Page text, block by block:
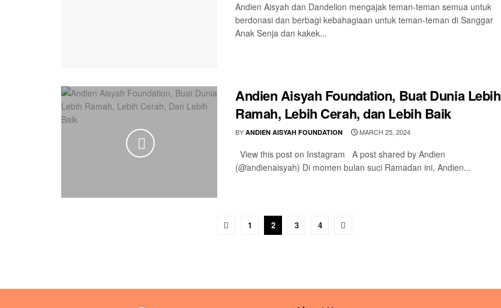
Andien Aisyah dan Dandelion mengajak teman-teman semua untuk
berdonasi dan berbagi kebahagiaan untuk teman-teman di Sanggar
Anak Senja dan kakek...
Andien Aisyah Foundation, Buat Dunia Lebih
Ramah, Lebih Cerah, dan Lebih Baik
BY ANDIEN AISYAH FOUNDATION MARCH 25, 2024
View this post on Instagram A post shared by Andien
(@andienaisyah) Di momen bulan suci Ramadan ini, Andien...
1 2 3 4